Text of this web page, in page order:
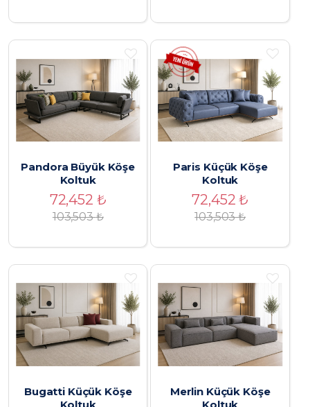
Pandora Büyük Köşe
Koltuk
72,452 ₺
103,503₺
Paris Küçük Köşe
Koltuk
72,452₺
103,503₺
Bugatti Küçük Köşe
Merlin Küçük Köşe